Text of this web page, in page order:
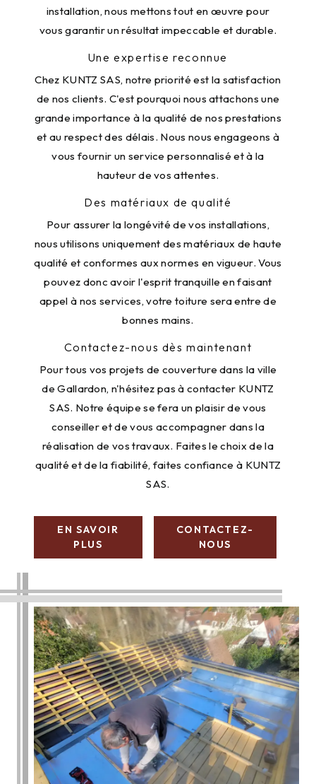
installation, nous mettons tout en œuvre pour
vous garantir un résultat impeccable et durable.
Une expertise reconnue
Chez KUNTZ SAS, notre priorité est la satisfaction
de nos clients. C'est pourquoi nous attachons une
grande importance à la qualité de nos prestations
et au respect des délais. Nous nous engageons à
vous fournir un service personnalisé et à la
hauteur de vos attentes.
Des matériaux de qualité
Pour assurer la longévité de vos installations,
nous utilisons uniquement des matériaux de haute
qualité et conformes aux normes en vigueur. Vous
pouvez donc avoir l'esprit tranquille en faisant
appel à nos services, votre toiture sera entre de
bonnes mains.
Contactez-nous dès maintenant
Pour tous vos projets de couverture dans la ville
de Gallardon, n'hésitez pas à contacter KUNTZ
SAS. Notre équipe se fera un plaisir de vous
conseiller et de vous accompagner dans la
réalisation de vos travaux. Faites le choix de la
qualité et de la fiabilité, faites confiance à KUNTZ
SAS.
EN SAVOIR
PLUS
CONTACTEZ-
NOUS